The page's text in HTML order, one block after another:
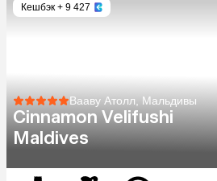
Кешбэк + 9 427
Вааву Атолл, Мальдивы
Cinnamon Velifushi
Maldives